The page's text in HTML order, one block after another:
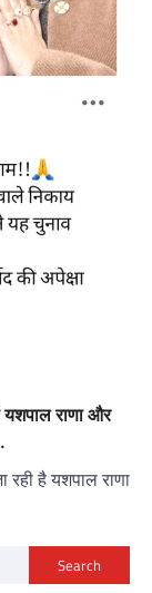
राणा और
है यशपाल राणा
Search